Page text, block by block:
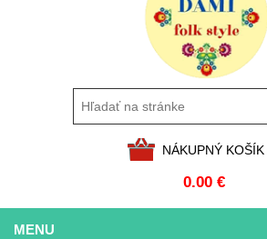
NÁKUPNÝ KOŠÍK
0.00 €
MENU